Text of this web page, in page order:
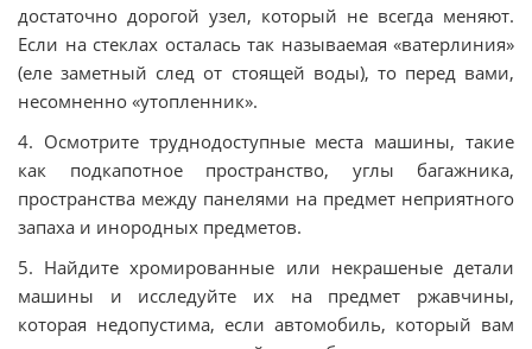
достаточно дорогой узел, который не всегда меняют.
Если на стеклах осталась так называемая «ватерлиния»
(еле заметный след от стоящей воды), то перед вами,
несомненно «утопленник».
4. Осмотрите труднодоступные места машины, такие
как подкапотное пространство, углы багажника,
пространства между панелями на предмет неприятного
запаха и инородных предметов.
5. Найдите хромированные или некрашеные детали
машины и исследуйте их на предмет ржавчины,
которая недопустима, если автомобиль, который вам